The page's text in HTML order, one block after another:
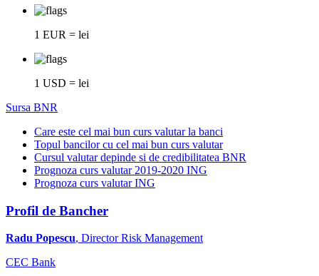
1 EUR = lei
1 USD = lei
Sursa BNR
Care este cel mai bun curs valutar la banci
Topul bancilor cu cel mai bun curs valutar
Cursul valutar depinde si de credibilitatea BNR
Prognoza curs valutar 2019-2020 ING
Prognoza curs valutar ING
Profil de Bancher
Radu Popescu, Director Risk Management
CEC Bank